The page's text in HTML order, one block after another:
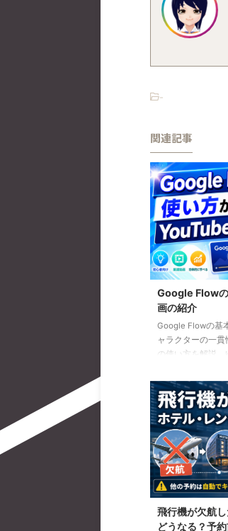
-
関連記事
Google Flow
画の紹介
Google Flowの基
ャラクターの一
の使い方を解説。
飛行機が欠航
どうなる？予